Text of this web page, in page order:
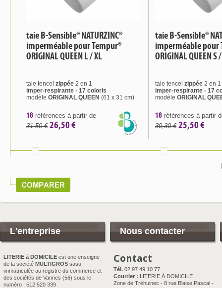
taie B-Sensible® NATURZINC®
imperméable pour Tempur®
ORIGINAL QUEEN L / XL
taie tencel zippée 2 en 1
imper-respirante - 17 coloris
modèle ORIGINAL QUEEN (61 x 31 cm)
18 références à partir de
31,50 € 26,50 €
taie B-Sensible®
imperméable pour
ORIGINAL QUEEN S
taie tencel zippée 2 en 1
imper-respirante - 17
modèle ORIGINAL
18 références à partir
30,30 € 25,50 €
L'entreprise
LITERIE à DOMICILE est une enseigne
de la société MULTIGROS sasu
immatriculée au registre du commerce et
des sociétés de Vannes (56) sous le
numéro : 512 520 339
Nous contacter
Contact
Tél. 02 97 49 10 77
Courrier : LITERIE À DOMICILE
Zone de Tréhuinec - 8 rue Blaise Pascal -